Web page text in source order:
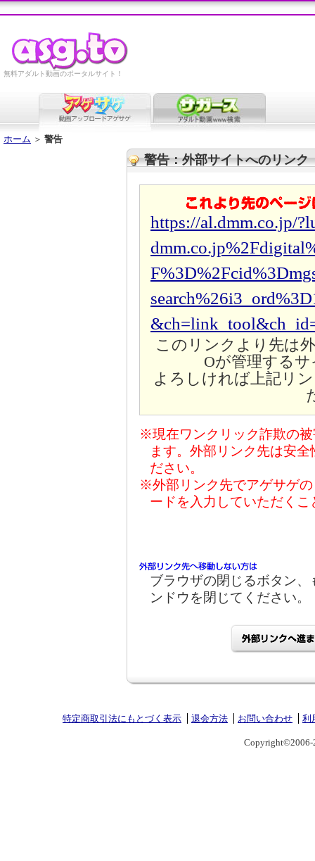
無料アダルト動画のポータルサイト！
ホーム ＞ 警告
警告：外部サイトへのリンク
https://al.dmm.co.jp/
このリンクより先は
Oが管理する
よろしければ上記リ
※現在ワンクリック詐欺の
ます。外部リンク先は安
ださい。
※外部リンク先でアゲサゲ
ードを入力していただく
ブラウザの閉じるボタン
ンドウを閉じてください。
特定商取引法にもとづく表示 退会方法 お問い合わせ 利
Copyright©2006-